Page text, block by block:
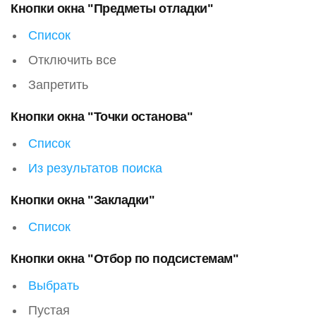
Кнопки окна "Предметы отладки"
Список
Отключить все
Запретить
Кнопки окна "Точки останова"
Список
Из результатов поиска
Кнопки окна "Закладки"
Список
Кнопки окна "Отбор по подсистемам"
Выбрать
Пустая